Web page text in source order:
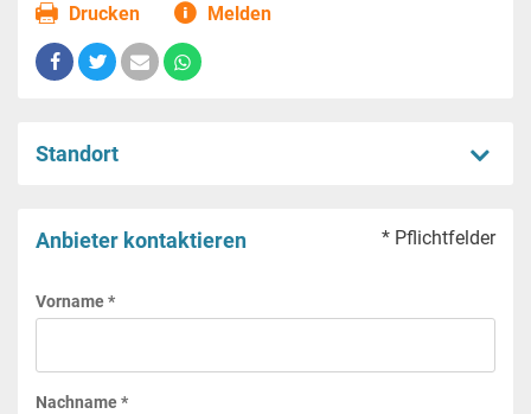
Drucken Melden
Standort
Anbieter kontaktieren * Pflichtfelder
Vorname *
Nachname *